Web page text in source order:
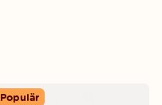
Populär